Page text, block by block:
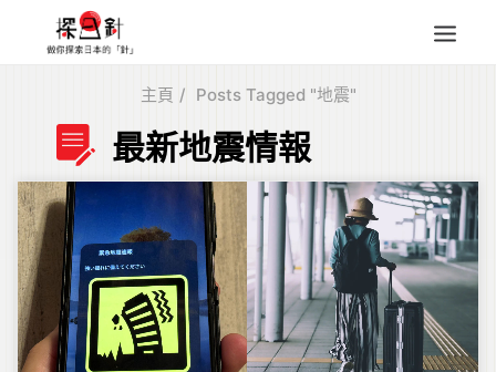
四國
中部
人氣目的地
本地情報
東瀛特集
旅遊商品
主頁 Posts Tagged "地震"
最新地震情報